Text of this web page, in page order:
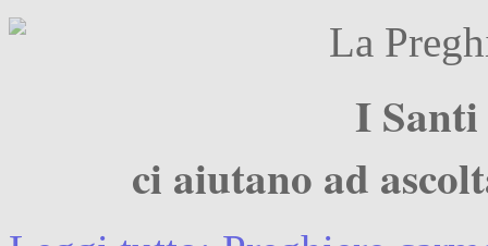
I
ci aiutano ad